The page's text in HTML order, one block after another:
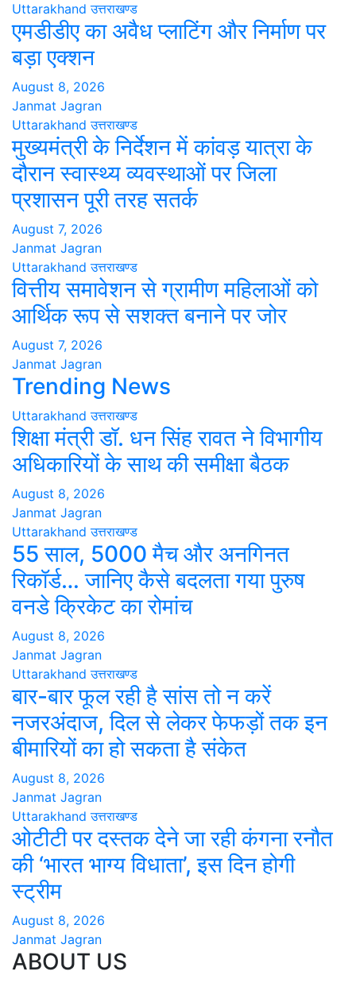
Uttarakhand उत्तराखण्ड
एमडीडीए का अवैध प्लाटिंग और निर्माण पर
बड़ा एक्शन
August 8, 2026
Janmat Jagran
Uttarakhand उत्तराखण्ड
मुख्यमंत्री के निर्देशन में कांवड़ यात्रा के
दौरान स्वास्थ्य व्यवस्थाओं पर जिला
प्रशासन पूरी तरह सतर्क
August 7, 2026
Janmat Jagran
Uttarakhand उत्तराखण्ड
वित्तीय समावेशन से ग्रामीण महिलाओं को
आर्थिक रूप से सशक्त बनाने पर जोर
August 7, 2026
Janmat Jagran
Trending News
Uttarakhand उत्तराखण्ड
शिक्षा मंत्री डॉ. धन सिंह रावत ने विभागीय
अधिकारियों के साथ की समीक्षा बैठक
August 8, 2026
Janmat Jagran
Uttarakhand उत्तराखण्ड
55 साल, 5000 मैच और अनगिनत
रिकॉर्ड… जानिए कैसे बदलता गया पुरुष
वनडे क्रिकेट का रोमांच
August 8, 2026
Janmat Jagran
Uttarakhand उत्तराखण्ड
बार-बार फूल रही है सांस तो न करें
नजरअंदाज, दिल से लेकर फेफड़ों तक इन
बीमारियों का हो सकता है संकेत
August 8, 2026
Janmat Jagran
Uttarakhand उत्तराखण्ड
ओटीटी पर दस्तक देने जा रही कंगना रनौत
की ‘भारत भाग्य विधाता’, इस दिन होगी
स्ट्रीम
August 8, 2026
Janmat Jagran
ABOUT US